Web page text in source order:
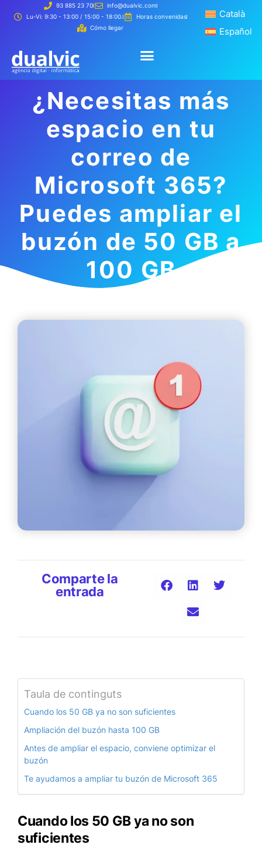
93 885 23 70
info@dualvic.com
Lu-Vi: 9:30 - 13:00 / 15:00 - 18:00.
Horas convenidas
Cómo llegar
Català
Español
Català
¿Necesitas más
espacio en tu
correo de
Microsoft 365?
Puedes ampliar el
buzón de 50 GB a
100 GB
Comparte la
entrada
Taula de continguts
Cuando los 50 GB ya no son suficientes
Ampliación del buzón hasta 100 GB
Antes de ampliar el espacio, conviene optimizar el
buzón
Te ayudamos a ampliar tu buzón de Microsoft 365
Cuando los 50 GB ya no son
suficientes